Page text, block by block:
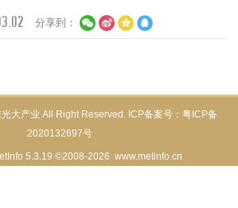
分享到：
大产业 All Right Reserved. ICP备案号：粤ICP备
2020132697号
5.3.19 ©2008-2026 www.metinfo.cn